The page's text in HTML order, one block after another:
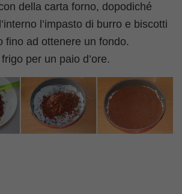
della carta forno, dopodiché
l’impasto di burro e biscotti
fino ad ottenere un fondo.
per un paio d’ore.